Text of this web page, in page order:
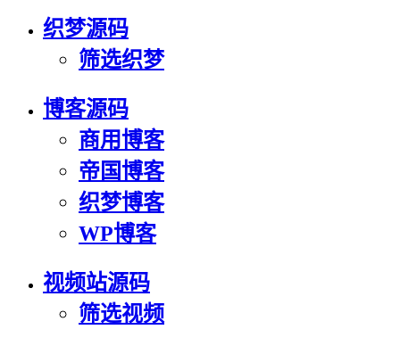
织梦源码
筛选织梦
博客源码
商用博客
帝国博客
织梦博客
WP博客
视频站源码
筛选视频